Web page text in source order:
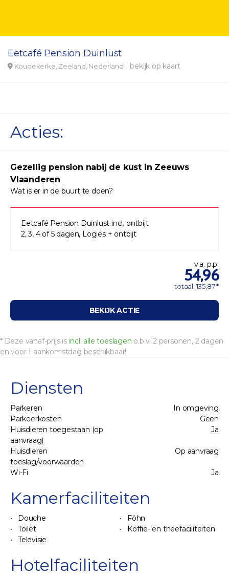
Eetcafé Pension Duinlust
Koudekerke, Zeeland, Nederland bekijk op kaart
Acties:
Gezellig pension nabij de kust in Zeeuws
Vlaanderen
Wat is er in de buurt te doen?
Eetcafé Pension Duinlust incl. ontbijt
2, 3, 4 of 5 dagen, Logies + ontbijt
v.a. p.p.
54,96
totaal: 135,87 *
BEKIJK ACTIE
* Deze vanaf-prijs is incl. alle toeslagen o.b.v. 2 personen, 2 dagen
en voor 1 aankomstdag beschikbaar!
Diensten
Parkeren
In omgeving
Parkeerkosten
Geen
Huisdieren toegestaan (op
aanvraag)
Ja
Huisdieren
toeslag/voorwaarden
Op aanvraag
Wi-Fi Ja
Kamerfaciliteiten
Douche
Föhn
Toilet
Koffie- en theefaciliteiten
Televisie
Hotelfaciliteiten